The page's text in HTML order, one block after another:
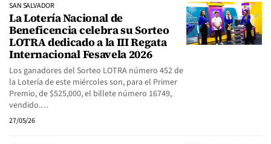
SAN SALVADOR
La Lotería Nacional de
Beneficencia celebra su Sorteo
LOTRA dedicado a la III Regata
Internacional Fesavela 2026
Los ganadores del Sorteo LOTRA número 452 de
la Lotería de este miércoles son, para el Primer
Premio, de $525,000, el billete número 16749,
vendido.…
27/05/26